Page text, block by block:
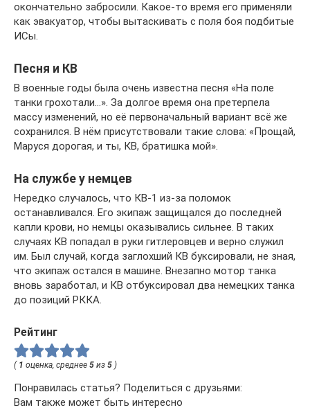
окончательно забросили. Какое-то время его применяли
как эвакуатор, чтобы вытаскивать с поля боя подбитые
ИСы.
Песня и КВ
В военные годы была очень известна песня «На поле
танки грохотали…». За долгое время она претерпела
массу изменений, но её первоначальный вариант всё же
сохранился. В нём присутствовали такие слова: «Прощай,
Маруся дорогая, и ты, КВ, братишка мой».
На службе у немцев
Нередко случалось, что КВ-1 из-за поломок
останавливался. Его экипаж защищался до последней
капли крови, но немцы оказывались сильнее. В таких
случаях КВ попадал в руки гитлеровцев и верно служил
им. Был случай, когда заглохший КВ буксировали, не зная,
что экипаж остался в машине. Внезапно мотор танка
вновь заработал, и КВ отбуксировал два немецких танка
до позиций РККА.
Рейтинг
( 1 оценка, среднее 5 из 5 )
Понравилась статья? Поделиться с друзьями:
Вам также может быть интересно